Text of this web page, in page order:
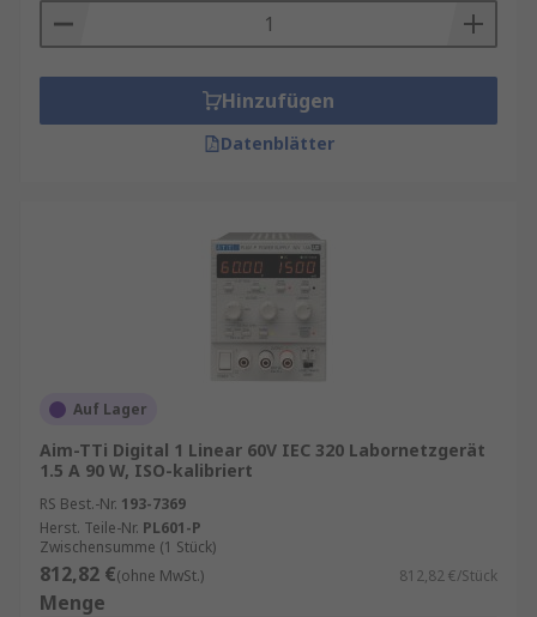
Worauf sollte man bei Labornetzteilen
Ausgangsspannung, Stromstärke,
Regelgenauigkeit, Schutzfunktionen und die
Anzahl der benötigten Ausgänge.
Hinzufügen
Datenblätter
Auf Lager
Aim-TTi Digital 1 Linear 60V IEC 320 Labornetzgerät
1.5 A 90 W, ISO-kalibriert
RS Best.-Nr. 193-7369
Herst. Teile-Nr. PL601-P
Zwischensumme (1 Stück)
812,82 €(ohne MwSt.) 812,82 €/Stück
Menge